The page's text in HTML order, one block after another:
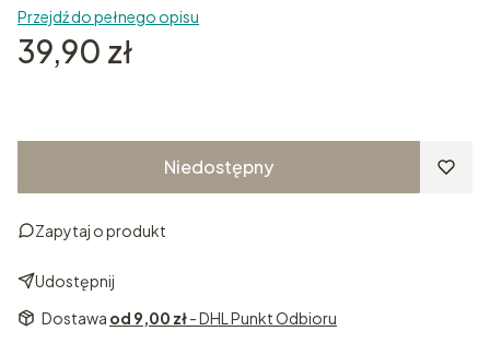
Przejdź do pełnego opisu
Cena
39,90 zł
Niedostępny
Zapytaj o produkt
Udostępnij
Dostawa od 9,00 zł- DHL Punkt Odbioru